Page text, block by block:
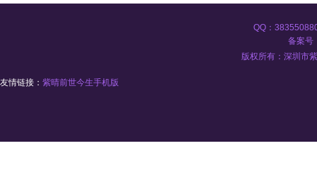
QQ：
备案号
版权所有：深圳市
友情链接： 紫晴前世今生手机版